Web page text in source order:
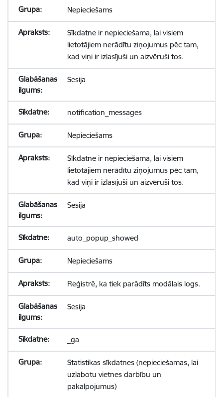
Nepieciešams
Sīkdatne ir nepieciešama, lai visiem
lietotājiem nerādītu ziņojumus pēc tam,
kad viņi ir izlasījuši un aizvēruši tos.
Sesija
notification_messages
Nepieciešams
Sīkdatne ir nepieciešama, lai visiem
lietotājiem nerādītu ziņojumus pēc tam,
kad viņi ir izlasījuši un aizvēruši tos.
Sesija
auto_popup_showed
Nepieciešams
Reģistrē, ka tiek parādīts modālais logs.
Sesija
_ga
Statistikas sīkdatnes (nepieciešamas, lai
uzlabotu vietnes darbību un
pakalpojumus)